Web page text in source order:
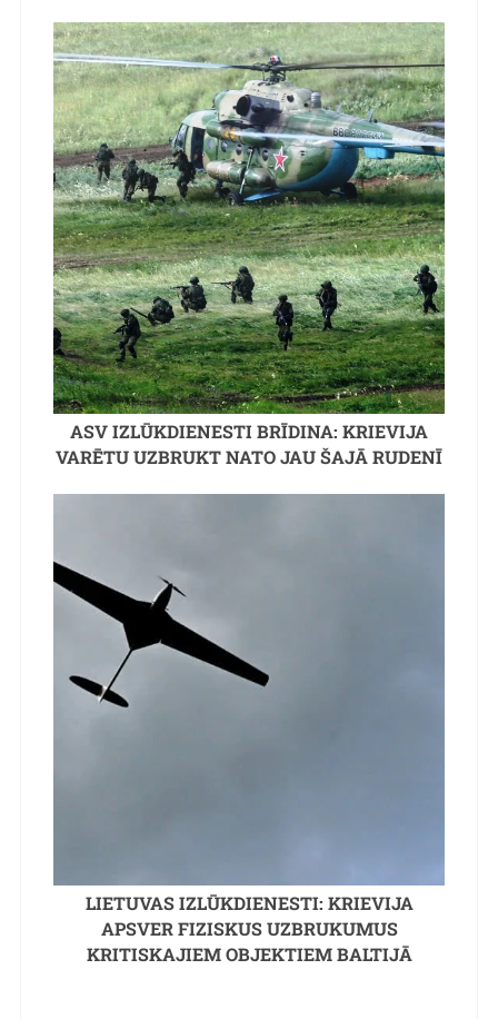
ASV IZLŪKDIENESTI BRĪDINA: KRIEVIJA
VARĒTU UZBRUKT NATO JAU ŠAJĀ RUDENĪ
LIETUVAS IZLŪKDIENESTI: KRIEVIJA
APSVER FIZISKUS UZBRUKUMUS
KRITISKAJIEM OBJEKTIEM BALTIJĀ